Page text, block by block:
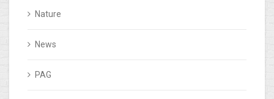
Nature
News
PAG